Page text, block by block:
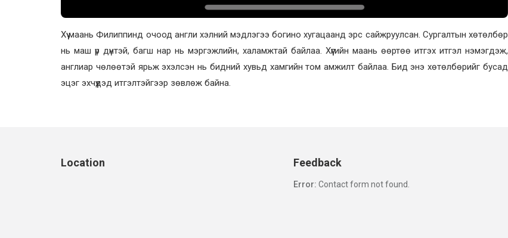
Хүү маань Филиппинд очоод англи хэлний мэдлэгээ богино хугацаанд эрс сайжруулсан. Сургалтын хөтөлбөр
нь маш үр дүнтэй, багш нар нь мэргэжлийн, халамжтай байлаа. Хүүгийн маань өөртөө итгэх итгэл нэмэгдэж,
англиар чөлөөтэй ярьж эхэлсэн нь бидний хувьд хамгийн том амжилт байлаа. Бид энэ хөтөлбөрийг бусад
эцэг эхчүүдэд итгэлтэйгээр зөвлөж байна.
Location Feedback
Error: Contact form not found.